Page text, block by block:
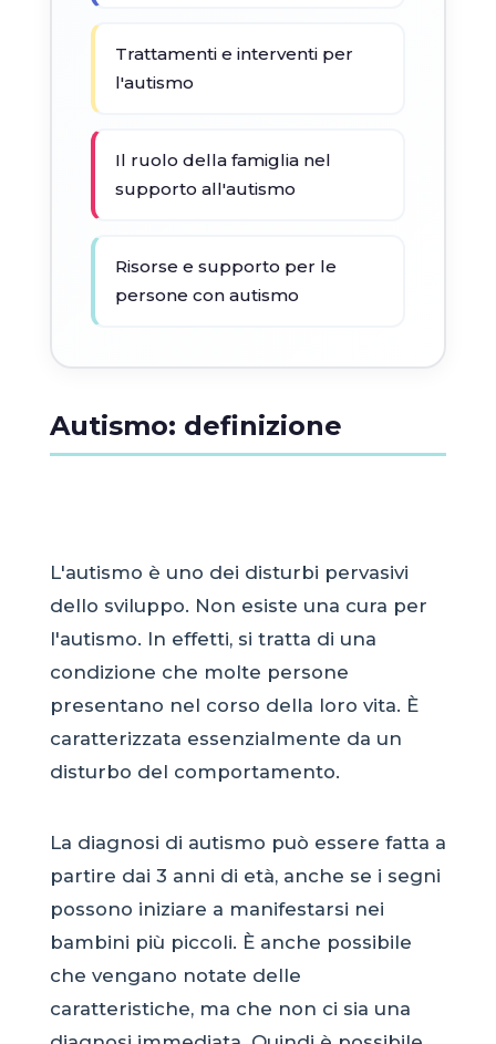
Trattamenti e interventi per
l'autismo
Il ruolo della famiglia nel
supporto all'autismo
Risorse e supporto per le
persone con autismo
Autismo: definizione
L'autismo è uno dei disturbi pervasivi
dello sviluppo. Non esiste una cura per
l'autismo. In effetti, si tratta di una
condizione che molte persone
presentano nel corso della loro vita. È
caratterizzata essenzialmente da un
disturbo del comportamento.
La diagnosi di autismo può essere fatta a
partire dai 3 anni di età, anche se i segni
possono iniziare a manifestarsi nei
bambini più piccoli. È anche possibile
che vengano notate delle
caratteristiche, ma che non ci sia una